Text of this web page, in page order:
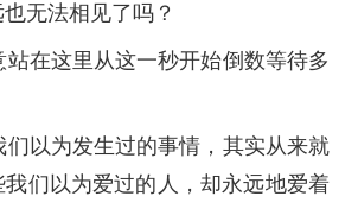
无法相见了吗？
站在这里从这一秒开始倒数等待多
们以为发生过的事情，其实从来就
们以为爱过的人，却永远地爱着